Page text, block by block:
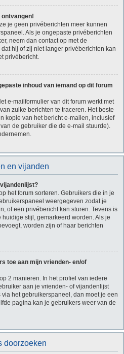
ontvangen!
je geen privéberichten meer kunnen
Als je ongepaste privéberichten
neem dan contact op met de
hij of zij niet langer privéberichten kan
privébericht.
inhoud van iemand op dit forum
e-mailformulier van dit forum werkt met
zulke berichten te traceren. Het beste
kopie van het bericht e-mailen, inclusief
de gebruiker die de e-mail stuurde).
en vijanden
het forum sorteren. Gebruikers die in je
weergegeven zodat je
of een privébericht kan sturen. Tevens is
stijl, gemarkeerd worden. Als je
worden zijn of haar berichten
toe aan mijn vrienden- en/of
2 manieren. In het profiel van iedere
aan je vrienden- of vijandenlijst
het gebruikerspaneel, dan moet je een
pagina kan je gebruikers weer van de
doorzoeken